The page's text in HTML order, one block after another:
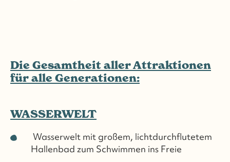
Die Gesamtheit aller Attraktionen
für alle Generationen:
WASSERWELT
Wasserwelt mit großem, lichtdurchflutetem
Hallenbad zum Schwimmen ins Freie